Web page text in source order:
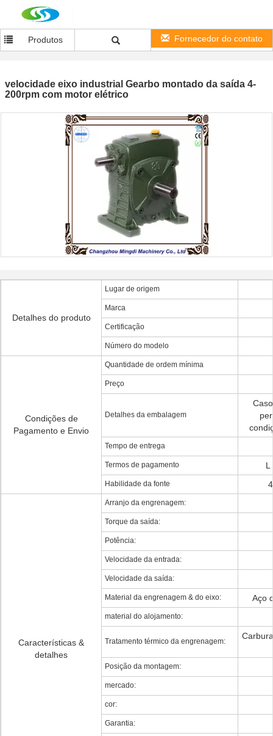
Produtos Fornecedor do contato
velocidade eixo industrial Gearbo montado da saída 4-
200rpm com motor elétrico
Detalhes do produto
Lugar de origem
Marca
Certificação
Número do modelo
Condições de
Pagamento e Envio
Quantidade de ordem mínima
Preço
Detalhes da embalagem
Tempo de entrega
Termos de pagamento L
Habilidade da fonte
Características &
detalhes
Arranjo da engrenagem:
Torque da saída:
Potência:
Velocidade da entrada:
Velocidade da saída:
Material da engrenagem & do eixo: Aço
material do alojamento:
Tratamento térmico da engrenagem:
Posição da montagem:
mercado:
cor:
Garantia: